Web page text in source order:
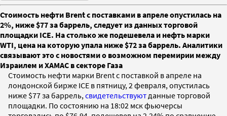
Стоимость нефти Brent с поставками в апреле опустилась на
2%, ниже $77 за баррель, следует из данных торговой
площадки ICE. На столько же подешевела и нефть марки
WTI, цена на которую упала ниже $72 за баррель. Аналитики
связывают это с новостями о возможном перемирии между
Израилем и ХАМАС в секторе Газа
Стоимость нефти марки Brent с поставкой в апреле на
лондонской бирже ICE в пятницу, 2 февраля, опустилась
ниже $77 за баррель, свидетельствуют данные торговой
площадки. По состоянию на 18:02 мск фьючерсы